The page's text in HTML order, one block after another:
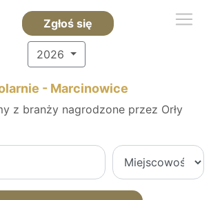
Zgłoś się
2026
- Marcinowice
z branży nagrodzone przez Orły